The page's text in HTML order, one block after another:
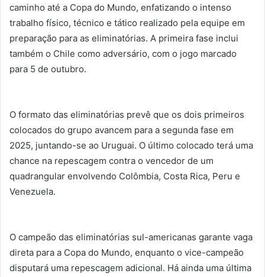
caminho até a Copa do Mundo, enfatizando o intenso
trabalho físico, técnico e tático realizado pela equipe em
preparação para as eliminatórias. A primeira fase inclui
também o Chile como adversário, com o jogo marcado
para 5 de outubro.
O formato das eliminatórias prevê que os dois primeiros
colocados do grupo avancem para a segunda fase em
2025, juntando-se ao Uruguai. O último colocado terá uma
chance na repescagem contra o vencedor de um
quadrangular envolvendo Colômbia, Costa Rica, Peru e
Venezuela.
O campeão das eliminatórias sul-americanas garante vaga
direta para a Copa do Mundo, enquanto o vice-campeão
disputará uma repescagem adicional. Há ainda uma última